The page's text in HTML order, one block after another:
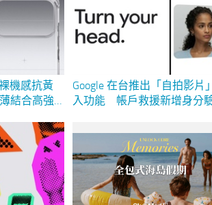
機感抗黃
結合高強
Google 在台推出「自拍影片
入功能 帳戶救援新增身分